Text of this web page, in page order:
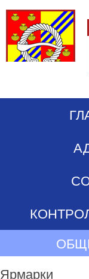
Ярмарки